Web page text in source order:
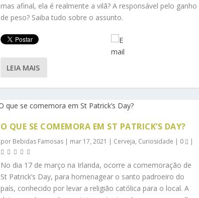
mas afinal, ela é realmente a vilã? A responsável pelo ganho
de peso? Saiba tudo sobre o assunto.
LEIA MAIS
O QUE SE COMEMORA EM ST PATRICK’S DAY?
por Bebidas Famosas| mar 17, 2021 | Cerveja, Curiosidade | 0 |
No dia 17 de março na Irlanda, ocorre a comemoração de
St Patrick’s Day, para homenagear o santo padroeiro do
país, conhecido por levar a religião católica para o local. A